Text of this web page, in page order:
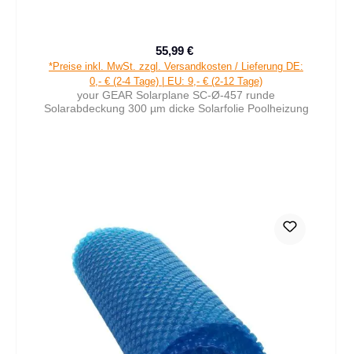
Verkaufspreis:
55,99 €
*Preise inkl. MwSt. zzgl. Versandkosten / Lieferung DE:
0,- € (2-4 Tage) | EU: 9,- € (2-12 Tage)
your GEAR Solarplane SC-Ø-457 runde
Solarabdeckung 300 µm dicke Solarfolie Poolheizung